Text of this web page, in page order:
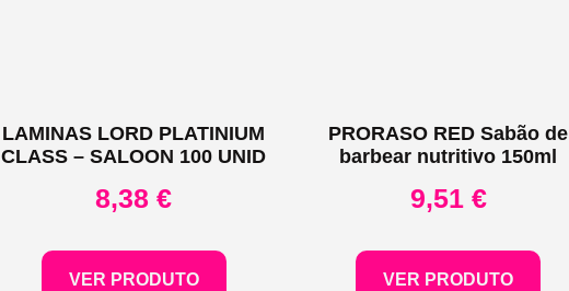
LAMINAS LORD PLATINIUM
CLASS – SALOON 100 UNID
8,38€
VER PRODUTO
PRORASO RED Sabão de
barbear nutritivo 150ml
9,51 €
VER PRODUTO